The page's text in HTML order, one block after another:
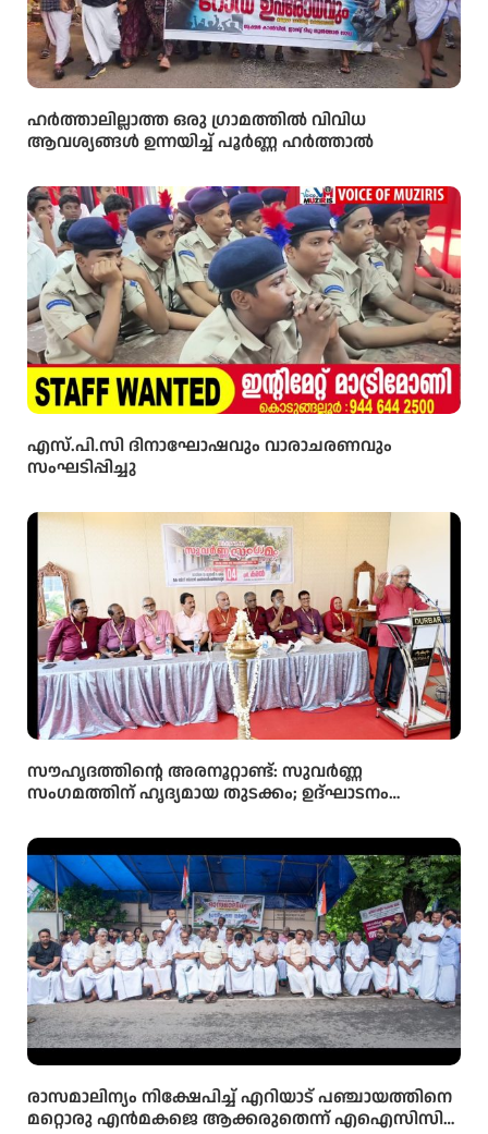
ഹർത്താലില്ലാത്ത ഒരു ഗ്രാമത്തിൽ വിവിധ
ആവശ്യങ്ങൾ ഉന്നയിച്ച് പൂർണ്ണ ഹർത്താൽ
എസ്.പി.സി ദിനാഘോഷവും വാരാചരണവും
സംഘടിപ്പിച്ചു
സൗഹൃദത്തിന്റെ അരനൂറ്റാണ്ട്: സുവർണ്ണ
സംഗമത്തിന് ഹൃദ്യമായ തുടക്കം; ഉദ്ഘാടനം
രാസമാലിന്യം നിക്ഷേപിച്ച് എറിയാട് പഞ്ചായത്തിനെ
മറ്റൊരു എൻമകജെ ആക്കരുതെന്ന് എഐസിസി